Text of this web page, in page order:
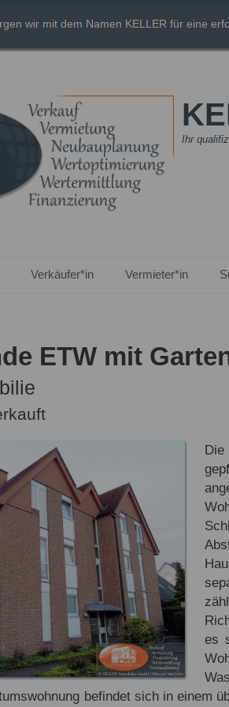
wir mit dem Namen KELLER für eine
Ihr
Verkäufer*in Vermieter*in
ETW mit
es
befindet sich in einem